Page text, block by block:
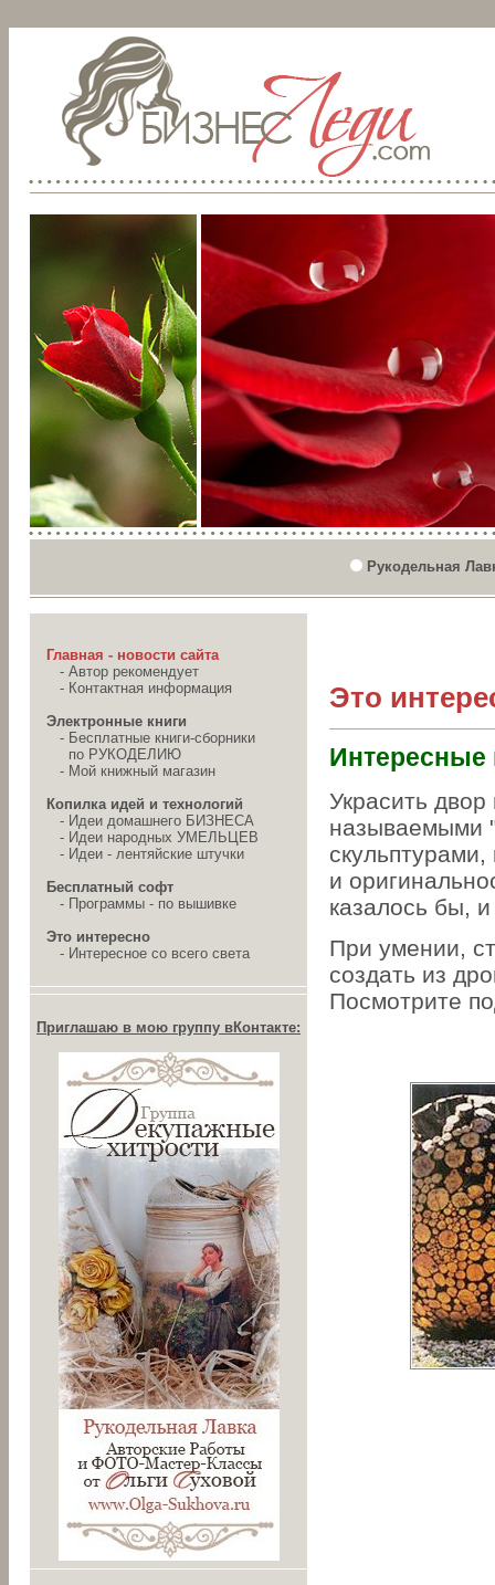
Рукодельная
Главная - новости сайта
- Автор рекомендует
- Контактная информация
Электронные книги
- Бесплатные книги-сборники
по РУКОДЕЛИЮ
- Мой книжный магазин
Копилка идей и технологий
- Идеи домашнего БИЗНЕСА
- Идеи народных УМЕЛЬЦЕВ
- Идеи - лентяйские штучки
Бесплатный софт
- Программы - по вышивке
Это интересно
- Интересное со всего света
Приглашаю в мою группу вКонтакте:
Это
Украсить
называемыми
и
казалось бы,
При умении,
создать из
Посмотрите